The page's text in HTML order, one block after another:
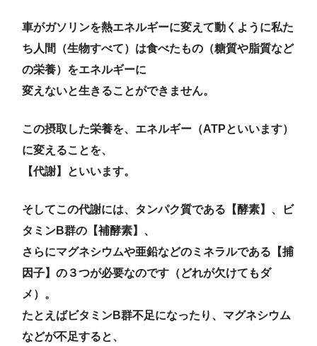
車がガソリンを熱エネルギーに変えて動くように私た
ち人間（生物すべて）は食べたもの（糖質や脂質など
の栄養）をエネルギーに
変えないと生きることができません。
この摂取した栄養を、エネルギー（ATPといいます）
に変えることを、
【代謝】といいます。
️そしてこの代謝には、タンパク質である【酵素】、ビ
タミンB群の【補酵素】、
さらにマグネシウムや亜鉛などのミネラルである【捕
因子】の３つが必要なのです（どれが欠けてもダ
メ）。
たとえばビタミンB群不足になったり、マグネシウム
などが不足すると、